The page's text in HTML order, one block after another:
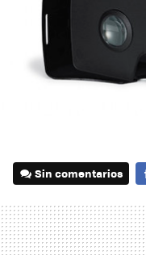
Sin comentarios